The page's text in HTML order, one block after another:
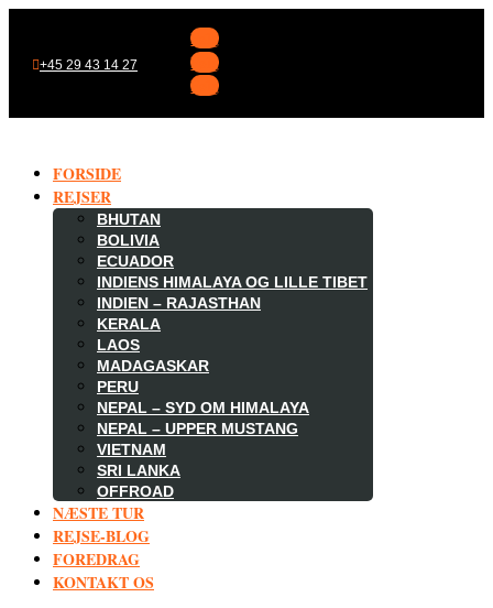
+45 29 43 14 27
Følg
Følg
Følg
FORSIDE
REJSER
BHUTAN
BOLIVIA
ECUADOR
INDIENS HIMALAYA OG LILLE TIBET
INDIEN – RAJASTHAN
KERALA
LAOS
MADAGASKAR
PERU
NEPAL – SYD OM HIMALAYA
NEPAL – UPPER MUSTANG
VIETNAM
SRI LANKA
OFFROAD
NÆSTE TUR
REJSE-BLOG
FOREDRAG
KONTAKT OS